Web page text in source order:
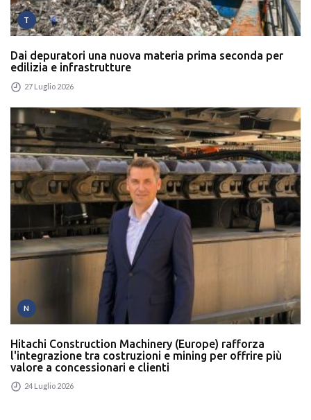
T
Dai depuratori una nuova materia prima seconda per
edilizia e infrastrutture
27 Luglio 2026
N
Hitachi Construction Machinery (Europe) rafforza
l'integrazione tra costruzioni e mining per offrire più
valore a concessionari e clienti
24 Luglio 2026